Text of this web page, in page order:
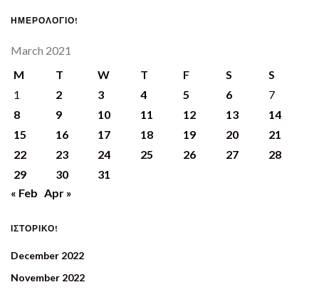
ΗΜΕΡΟΛΟΓΙΟ!
March 2021
M
T W T F S
S
1
2 3 4 5 6
7
8
9 10 11 12 13
14
15
16 17 18 19 20
21
22
23 24 25 26 27
28
29
30
31
« Feb Apr »
ΙΣΤΟΡΙΚΟ!
December 2022
November 2022